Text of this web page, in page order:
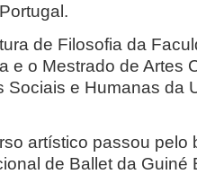
de Filosofia da
e o Mestrado de Artes
Sociais e Humanas da
artístico passou pelo
de Ballet da Guiné